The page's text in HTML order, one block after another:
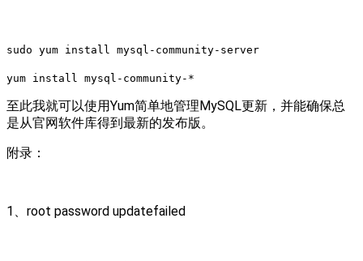
sudo yum install mysql-community-server
yum install mysql-community-*
至此我就可以使用Yum简单地管理MySQL更新，并能确保总
是从官网软件库得到最新的发布版。
附录：
1、root password updatefailed